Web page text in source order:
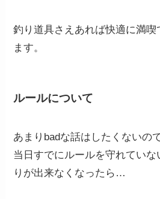
釣り道具さえあれば快適に満
ます。
ルールについて
あまりbadな話はしたくないの
当日すでにルールを守れてい
りが出来なくなったら…